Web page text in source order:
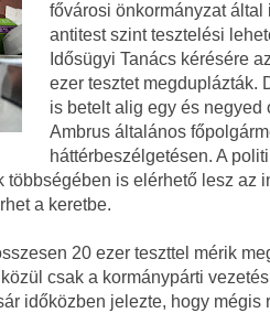
fővárosi önkormányzat által
antitest szint tesztelési
Idősügyi Tanács kérésére
ezer tesztet megduplázták.
is betelt alig egy és negyed
Ambrus általános
háttérbeszélgetésen. A
is elérhető lesz az
a keretbe.
20 ezer teszttel mérik
csak a kormánypárti
időközben jelezte, hogy mégis